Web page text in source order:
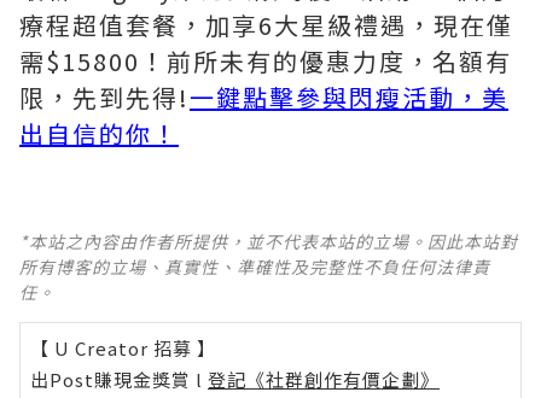
療程超值套餐，加享6大星級禮遇，現在僅
需$15800！前所未有的優惠力度，名額有
限，先到先得!一鍵點擊參與閃瘦活動，美
出自信的你！
*本站之內容由作者所提供，並不代表本站的立場。因此本站對
所有博客的立場、真實性、準確性及完整性不負任何法律責
任。
【 U Creator 招募 】
出Post賺現金獎賞 l 登記《社群創作有價企劃》